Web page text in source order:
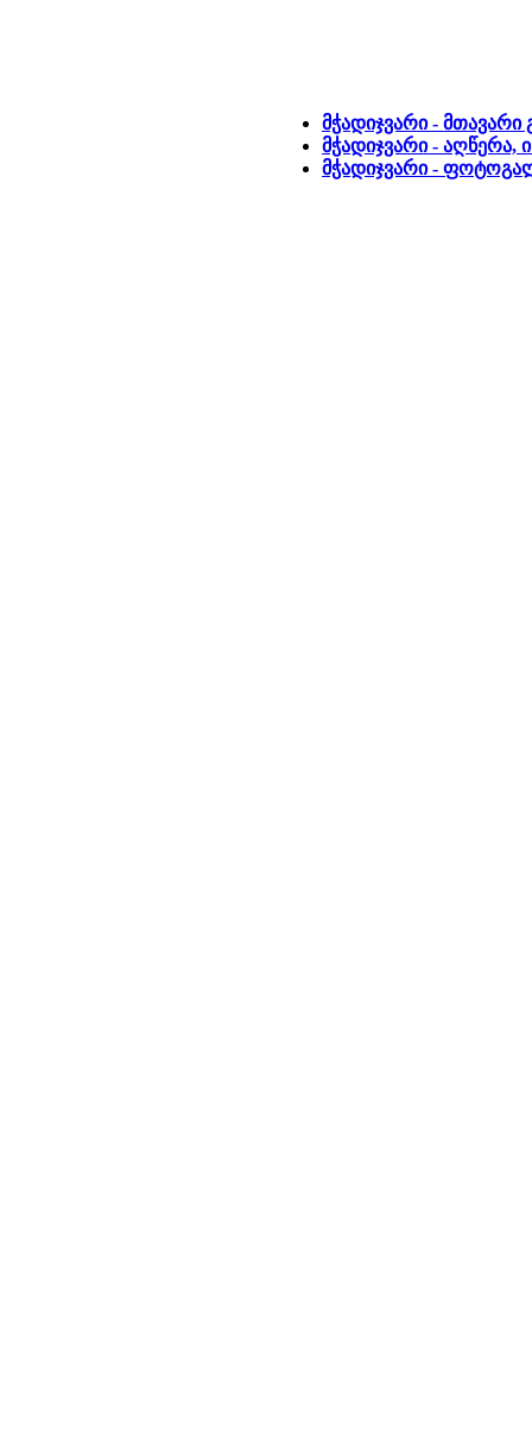
მჭადიჯვარი - მთავარი
მჭადიჯვარი - აღწერა,
მჭადიჯვარი -